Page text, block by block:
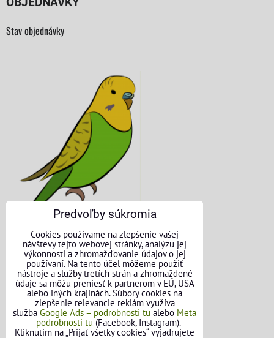
Stav objednávky
KONTAKTNÉ ÚDAJE
O nás
Kontakt
Predvoľby súkromia
Cookies používame na zlepšenie vašej
návštevy tejto webovej stránky, analýzu jej
výkonnosti a zhromažďovanie údajov o jej
používaní. Na tento účel môžeme použiť
nástroje a služby tretích strán a zhromaždené
údaje sa môžu preniesť k partnerom v EÚ, USA
alebo iných krajinách. Súbory cookies na
zlepšenie relevancie reklám využíva
služba Google Ads – podrobnosti tu alebo Meta
– podrobnosti tu (Facebook, Instagram).
Kliknutím na „Prijať všetky cookies“ vyjadrujete